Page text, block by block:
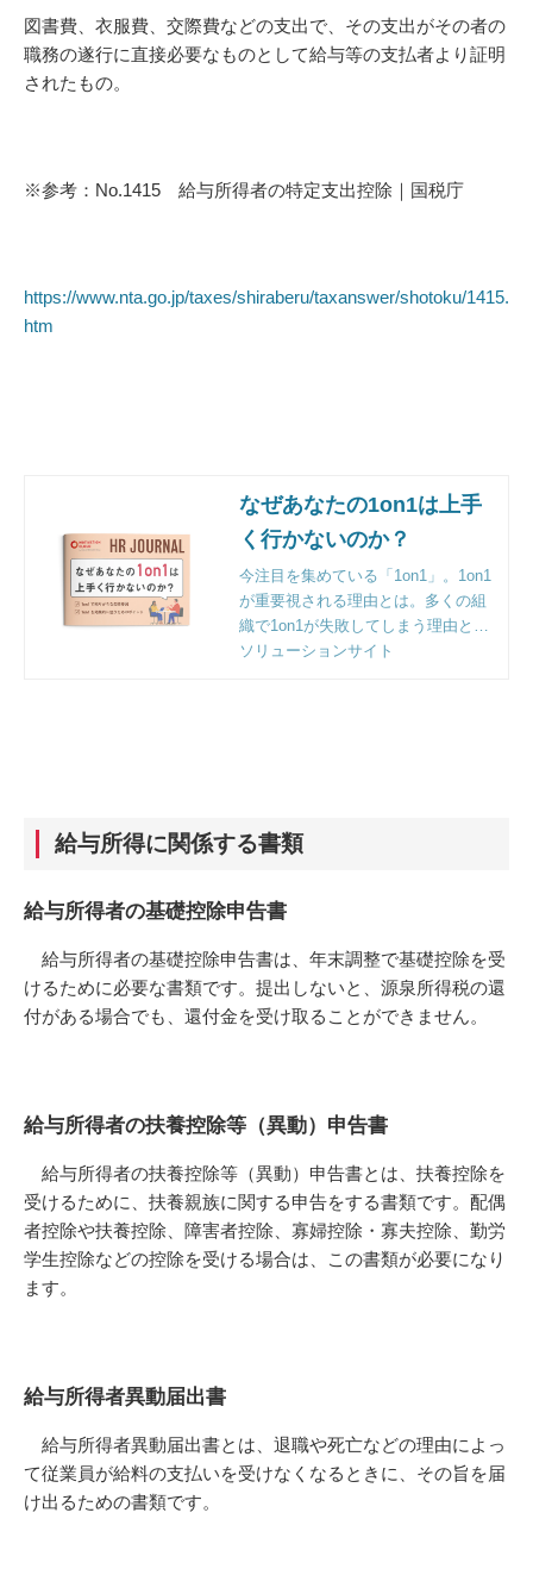
図書費、衣服費、交際費などの支出で、その支出がその者の
職務の遂行に直接必要なものとして給与等の支払者より証明
されたもの。
※参考：No.1415 給与所得者の特定支出控除｜国税庁
https://www.nta.go.jp/taxes/shiraberu/taxanswer/shotoku/1415.
htm
なぜあなたの1on1は上手
く行かないのか？
今注目を集めている「1on1」。1on1
が重要視される理由とは。多くの組
織で1on1が失敗してしまう理由と効
果的に1on1を行うためのノウハウを
ソリューションサイト
給与所得に関係する書類
給与所得者の基礎控除申告書
給与所得者の基礎控除申告書は、年末調整で基礎控除を受
けるために必要な書類です。提出しないと、源泉所得税の還
付がある場合でも、還付金を受け取ることができません。
給与所得者の扶養控除等（異動）申告書
給与所得者の扶養控除等（異動）申告書とは、扶養控除を
受けるために、扶養親族に関する申告をする書類です。配偶
者控除や扶養控除、障害者控除、寡婦控除・寡夫控除、勤労
学生控除などの控除を受ける場合は、この書類が必要になり
ます。
給与所得者異動届出書
給与所得者異動届出書とは、退職や死亡などの理由によっ
て従業員が給料の支払いを受けなくなるときに、その旨を届
け出るための書類です。